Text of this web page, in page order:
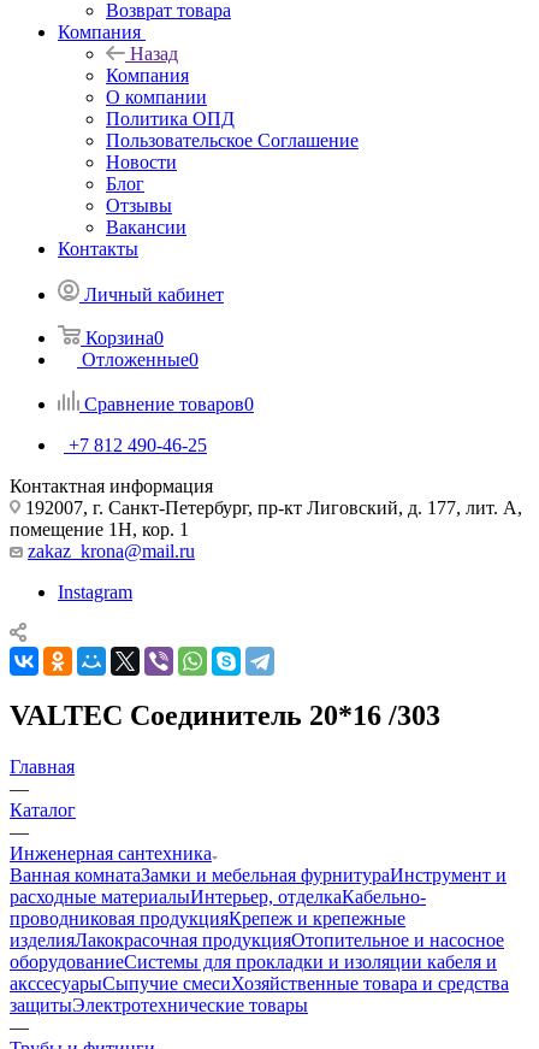
Возврат товара
Компания
Назад
Компания
О компании
Политика ОПД
Пользовательское Соглашение
Новости
Блог
Отзывы
Вакансии
Контакты
Личный кабинет
Корзина0
Отложенные0
Сравнение товаров0
+7 812 490-46-25
Контактная информация
192007, г. Санкт-Петербург, пр-кт Лиговский, д. 177, лит. А,
помещение 1Н, кор. 1
zakaz_krona@mail.ru
Instagram
VALTEC Соединитель 20*16 /303
Главная
—
Каталог
—
Инженерная сантехника
Ванная комнатаЗамки и мебельная фурнитураИнструмент и
расходные материалыИнтерьер, отделкаКабельно-
проводниковая продукцияКрепеж и крепежные
изделияЛакокрасочная продукцияОтопительное и насосное
оборудованиеСистемы для прокладки и изоляции кабеля и
акссесуарыСыпучие смесиХозяйственные товара и средства
защитыЭлектротехнические товары
—